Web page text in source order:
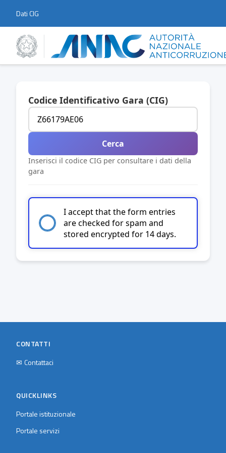
Dati CIG
Codice Identificativo Gara (CIG)
Cerca
Inserisci il codice CIG per consultare i dati della
gara
I accept that the form entries
are checked for spam and
stored encrypted for 14 days.
CONTATTI
✉ Contattaci
QUICKLINKS
Portale istituzionale
Portale servizi